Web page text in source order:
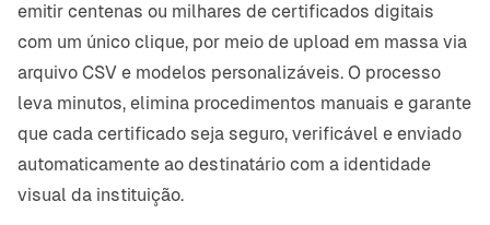
emitir centenas ou milhares de certificados digitais
com um único clique, por meio de upload em massa via
arquivo CSV e modelos personalizáveis. O processo
leva minutos, elimina procedimentos manuais e garante
que cada certificado seja seguro, verificável e enviado
automaticamente ao destinatário com a identidade
visual da instituição.